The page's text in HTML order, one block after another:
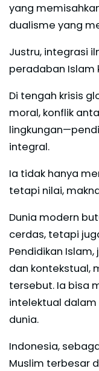
yang
dualisme yang
Justru, integrasi
peradaban Islam
Di tengah krisis
moral, konflik
integral.
Ia tidak hanya
tetapi nilai,
Dunia modern
cerdas, tetapi
Pendidikan
dan kontekstual,
tersebut. Ia bisa
intelektual
dunia.
Indonesia,
Muslim terbesar